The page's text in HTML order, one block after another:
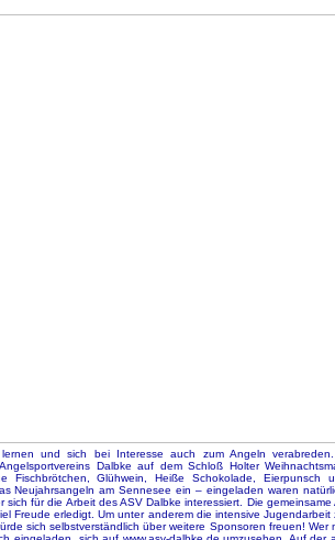
und sich bei Interesse auch zum Angeln
Dalbke auf dem Schloß Holter
Fischbrötchen, Glühwein, Heiße Schokolade, Eierpunsch
Neujahrsangeln am Sennesee ein – eingeladen waren
für die Arbeit des ASV Dalbke interessiert. Die
Freude erledigt. Um unter anderem die intensive Jugendarbeit
sich selbstverständlich über weitere Sponsoren freuen! Wer